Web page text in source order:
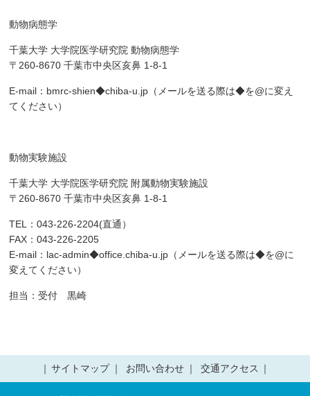
動物病態学
千葉大学 大学院医学研究院 動物病態学
〒260-8670 千葉市中央区亥鼻 1-8-1
E-mail：bmrc-shien◆chiba-u.jp（メールを送る際は◆を@に変え
てください）
動物実験施設
千葉大学 大学院医学研究院 附属動物実験施設
〒260-8670 千葉市中央区亥鼻 1-8-1
TEL：043-226-2204(直通）
FAX：043-226-2205
E-mail：lac-admin◆office.chiba-u.jp（メールを送る際は◆を@に
変えてください）
担当：受付 黒崎
サイトマップ お問い合わせ 交通アクセス